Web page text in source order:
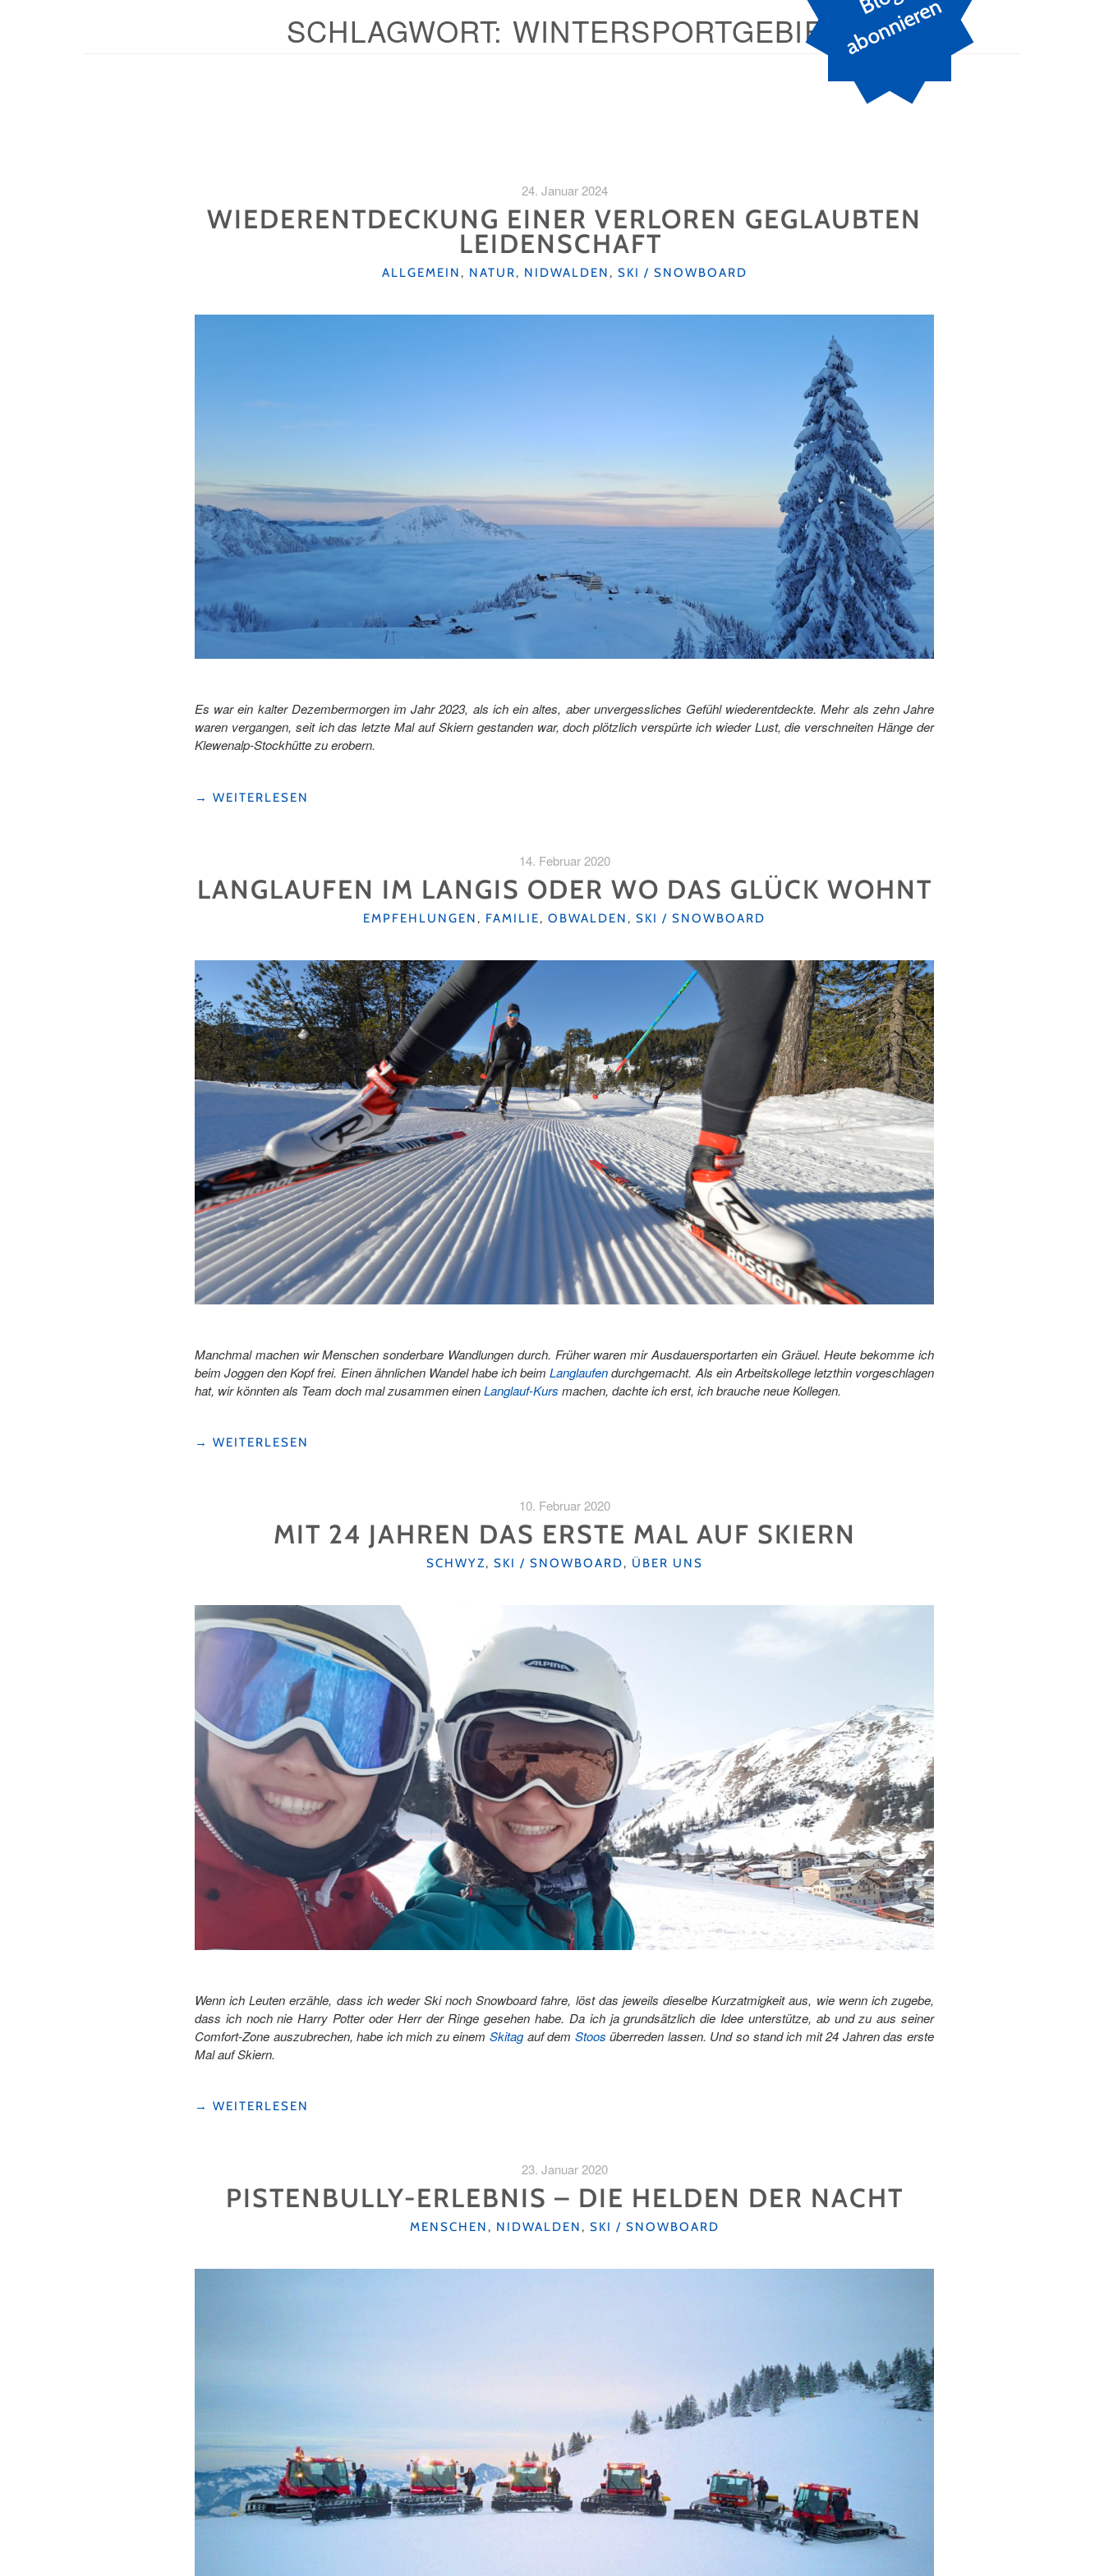
n
SCHLAGWORT: WINTERSPORTGEBIET
24. Januar 2024
WIEDERENTDECKUNG EINER VERLOREN GEGLAUBTEN
LEIDENSCHAFT
KATEGORIEN
ALLGEMEIN, NATUR, NIDWALDEN, SKI / SNOWBOARD
Es war ein kalter Dezembermorgen im Jahr 2023, als ich ein altes, aber unvergessliches Gefühl wiederentdeckte. Mehr als zehn Jahre
waren vergangen, seit ich das letzte Mal auf Skiern gestanden war, doch plötzlich verspürte ich wieder Lust, die verschneiten Hänge der
Klewenalp-Stockhütte zu erobern.
"WIEDERENTDECKUNG
→ WEITERLESEN
14. Februar 2020
LANGLAUFEN IM LANGIS ODER WO DAS GLÜCK WOHNT
KATEGORIEN
EMPFEHLUNGEN, FAMILIE, OBWALDEN, SKI / SNOWBOARD
Manchmal machen wir Menschen sonderbare Wandlungen durch. Früher waren mir Ausdauersportarten ein Gräuel. Heute bekomme ich
beim Joggen den Kopf frei. Einen ähnlichen Wandel habe ich beimLanglaufendurchgemacht. Als ein Arbeitskollege letzthin vorgeschlagen
hat, wir könnten als Team doch mal zusammen einenLanglauf-Kurs machen, dachte ich erst, ich brauche neue Kollegen.
"LANGLAUFEN
→ WEITERLESEN
10. Februar 2020
MIT 24 JAHREN DAS ERSTE MAL AUF SKIERN
KATEGORIEN
SCHWYZ, SKI / SNOWBOARD, ÜBER UNS
Wenn ich Leuten erzähle, dass ich weder Ski noch Snowboard fahre, löst das jeweils dieselbe Kurzatmigkeit aus, wie wenn ich zugebe,
dass ich noch nie Harry Potter oder Herr der Ringe gesehen habe. Da ich ja grundsätzlich die Idee unterstütze, ab und zu aus seiner
Comfort-Zone auszubrechen, habe ich mich zu einem Skitagauf dem Stoos überreden lassen. Und so stand ich mit 24 Jahren das erste
Mal auf Skiern.
"MIT
→ WEITERLESEN
23. Januar 2020
PISTENBULLY-ERLEBNIS – DIE HELDEN DER NACHT
KATEGORIEN
MENSCHEN, NIDWALDEN, SKI / SNOWBOARD